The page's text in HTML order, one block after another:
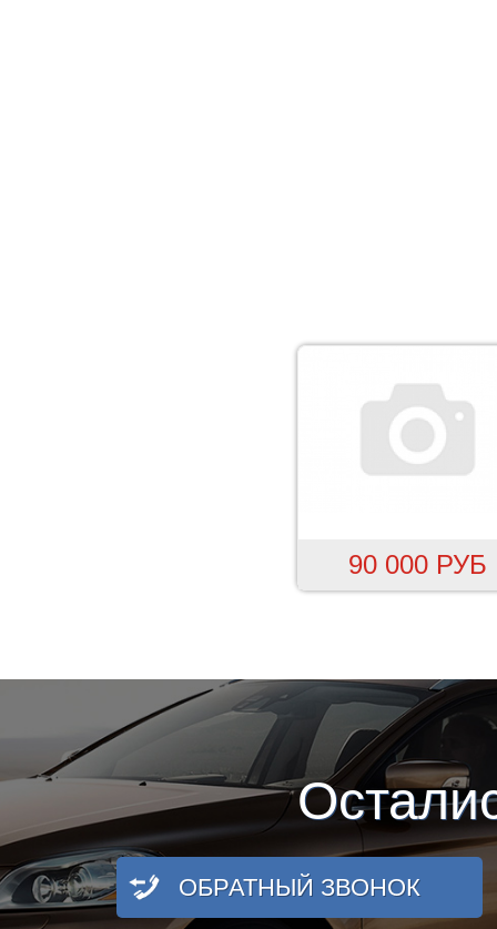
90 000 РУБ
ОБРАТНЫЙ ЗВОНОК